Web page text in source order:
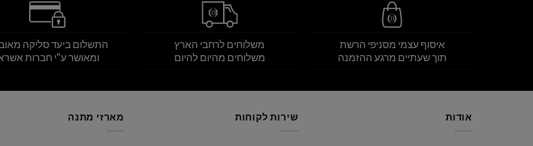
איסוף עצמי מסניפי הרשת
תוך שעתיים מרגע ההזמנה
משלוחים לרחבי הארץ
משלוחים מהיום להיום
התשלום ביעד סליקה
ומאושר ע"י חברות
אודות שירות לקוחות מארזי מתנה